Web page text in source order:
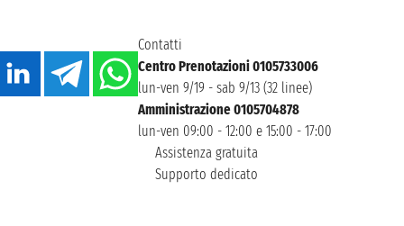
Contatti
Centro Prenotazioni 0105733006
lun-ven 9/19 - sab 9/13 (32 linee)
Amministrazione 0105704878
lun-ven 09:00 - 12:00 e 15:00 - 17:00
Assistenza gratuita
Supporto dedicato